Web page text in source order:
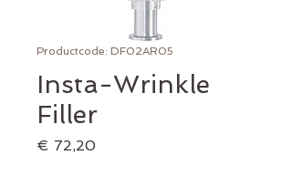
Productcode: DF02AR05
Insta-Wrinkle
Filler
€ 72,20Prijs